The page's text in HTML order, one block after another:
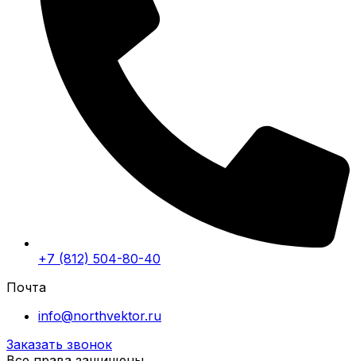
+7 (812) 504-80-40
Почта
info@northvektor.ru
Заказать звонок